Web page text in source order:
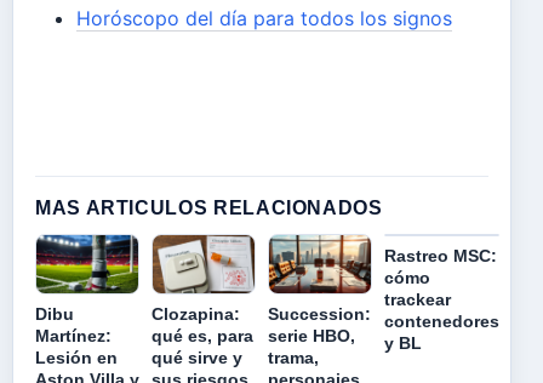
Horóscopo del día para todos los signos
MAS ARTICULOS RELACIONADOS
Dibu
Martínez:
Lesión en
Clozapina:
qué es, para
qué sirve y
Succession:
serie HBO,
trama,
Rastreo MSC:
cómo
trackear
contenedores
y BL